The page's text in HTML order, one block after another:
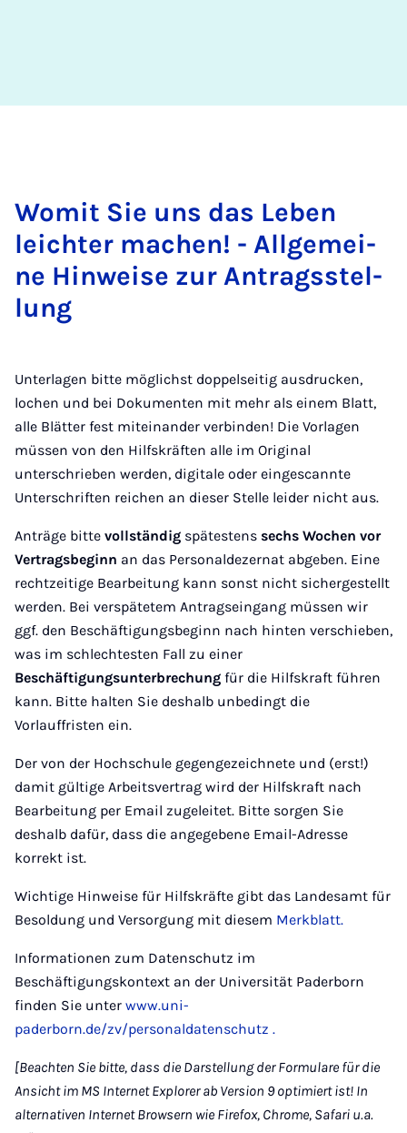
Wo­mit Sie uns das Le­ben
leich­ter ma­chen! - All­ge­mei­
ne Hin­wei­se zur An­trags­stel­
lung
Unterlagen bitte möglichst doppelseitig ausdrucken,
lochen und bei Dokumenten mit mehr als einem Blatt,
alle Blätter fest miteinander verbinden! Die Vorlagen
müssen von den Hilfskräften alle im Original
unterschrieben werden, digitale oder eingescannte
Unterschriften reichen an dieser Stelle leider nicht aus.
Anträge bitte vollständig spätestens sechs Wochen vor
Vertragsbeginn an das Personaldezernat abgeben. Eine
rechtzeitige Bearbeitung kann sonst nicht sichergestellt
werden. Bei verspätetem Antragseingang müssen wir
ggf. den Beschäftigungsbeginn nach hinten verschieben,
was im schlechtesten Fall zu einer
Beschäftigungsunterbrechung für die Hilfskraft führen
kann. Bitte halten Sie deshalb unbedingt die
Vorlauffristen ein.
Der von der Hochschule gegengezeichnete und (erst!)
damit gültige Arbeitsvertrag wird der Hilfskraft nach
Bearbeitung per Email zugeleitet. Bitte sorgen Sie
deshalb dafür, dass die angegebene Email-Adresse
korrekt ist.
Wichtige Hinweise für Hilfskräfte gibt das Landesamt für
Besoldung und Versorgung mit diesem Merkblatt.
Informationen zum Datenschutz im
Beschäftigungskontext an der Universität Paderborn
finden Sie unter www.uni-
paderborn.de/zv/personaldatenschutz .
[Beachten Sie bitte, dass die Darstellung der Formulare für die
Ansicht im MS Internet Explorer ab Version 9 optimiert ist! In
alternativen Internet Browsern wie Firefox, Chrome, Safari u.a.